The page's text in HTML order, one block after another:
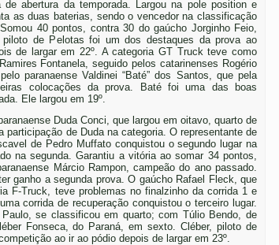
de abertura da temporada. Largou na pole position e
as duas baterias, sendo o vencedor na classificação
40 pontos, contra 30 do gaúcho Jorginho Feio,
de Pelotas foi um dos destaques da prova ao
de largar em 22º. A categoria GT Truck teve como
Fontanela, seguido pelos catarinenses Rogério
paranaense Valdinei “Baté” dos Santos, que pela
colocações da prova. Baté foi uma das boas
Ele largou em 19º.
Duda Conci, que largou em oitavo, quarto de
participação de Duda na categoria. O representante de
de Pedro Muffato conquistou o segundo lugar na
na segunda. Garantiu a vitória ao somar 34 pontos,
Márcio Rampon, campeão do ano passado.
ganho a segunda prova. O gaúcho Rafael Fleck, que
F-Truck, teve problemas no finalzinho da corrida 1 e
corrida de recuperação conquistou o terceiro lugar.
Paulo, se classificou em quarto; com Túlio Bendo, de
Fonseca, do Paraná, em sexto. Cléber, piloto de
ao ir ao pódio depois de largar em 23º.